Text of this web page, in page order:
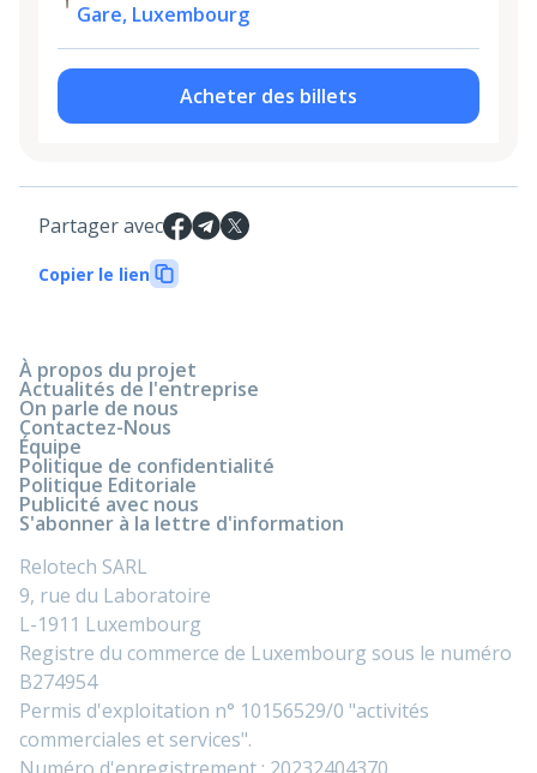
Gare, Luxembourg
Acheter des billets
Partager avec
Copier le lien
À propos du projet
Actualités de l'entreprise
On parle de nous
Contactez-Nous
Équipe
Politique de confidentialité
Politique Editoriale
Publicité avec nous
S'abonner à la lettre d'information
Relotech SARL
9, rue du Laboratoire
L-1911 Luxembourg
Registre du commerce de Luxembourg sous le numéro
B274954
Permis d'exploitation n° 10156529/0 "activités
commerciales et services".